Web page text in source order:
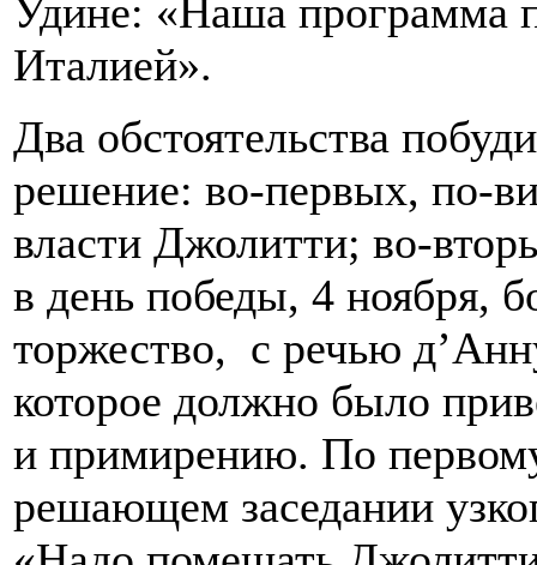
Удине: «Наша программа
Италией».
Два обстоятельства
решение: во-первых, по-
власти Джолитти; во-
в день победы, 4 ноября,
торжество, с речью
которое должно было
и примирению. По
решающем заседании